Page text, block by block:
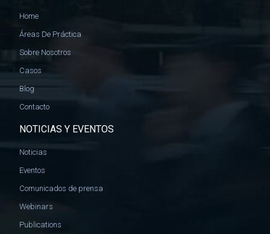
Home
Áreas De Práctica
Sobre Nosotros
Casos
Blog
Contacto
NOTICIAS Y EVENTOS
Noticias
Eventos
Comunicados de prensa
Webinars
Publications